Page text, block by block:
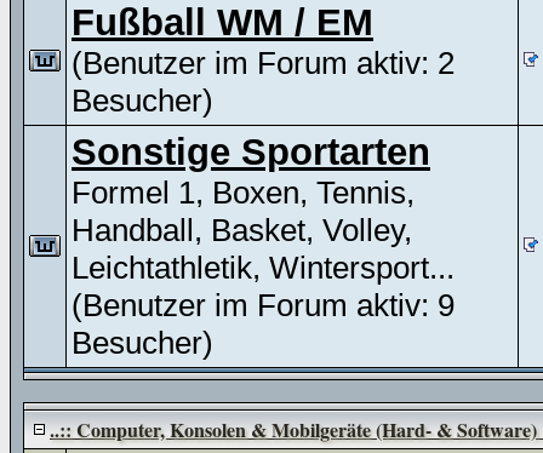
Fußball WM / EM
(Benutzer im Forum aktiv: 2
Besucher)
Sonstige Sportarten
Formel 1, Boxen, Tennis,
Handball, Basket, Volley,
Leichtathletik, Wintersport...
(Benutzer im Forum aktiv: 9
Besucher)
..:: Computer, Konsolen & Mobilgeräte (Hard- & Software)